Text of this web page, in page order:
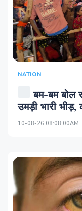
NATION
बम-बम बोल
उमड़ी भारी
10-08-26 08:08:00AM